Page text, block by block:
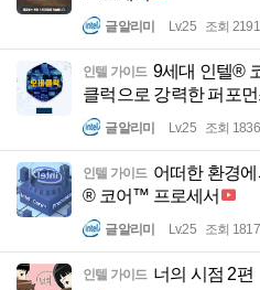
글알리미 Lv.25 조회 2191
인텔 가이드 9세대 인텔®
클럭으로 강력한 퍼포
글알리미 Lv.25 조회 1836
인텔 가이드 어떠한 환경
® 코어™ 프로세서
글알리미 Lv.25 조회 1817
인텔 가이드 너의 시점 2편